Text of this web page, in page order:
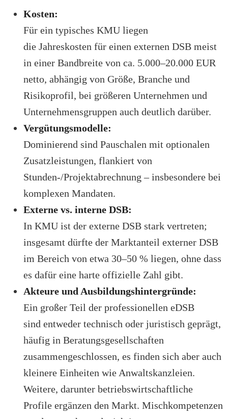
Kosten:
Für ein typisches KMU liegen
die Jahreskosten für einen externen DSB meist
in einer Bandbreite von ca. 5.000–20.000 EUR
netto, abhängig von Größe, Branche und
Risikoprofil, bei größeren Unternehmen und
Unternehmensgruppen auch deutlich darüber.
Vergütungsmodelle:
Dominierend sind Pauschalen mit optionalen
Zusatzleistungen, flankiert von
Stunden-/Projektabrechnung – insbesondere bei
komplexen Mandaten.
Externe vs. interne DSB:
In KMU ist der externe DSB stark vertreten;
insgesamt dürfte der Marktanteil externer DSB
im Bereich von etwa 30–50 % liegen, ohne dass
es dafür eine harte offizielle Zahl gibt.
Akteure und Ausbildungshintergründe:
Ein großer Teil der professionellen eDSB
sind entweder technisch oder juristisch geprägt,
häufig in Beratungsgesellschaften
zusammengeschlossen, es finden sich aber auch
kleinere Einheiten wie Anwaltskanzleien.
Weitere, darunter betriebswirtschaftliche
Profile ergänzen den Markt. Mischkompetenzen